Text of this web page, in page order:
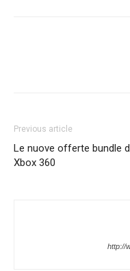
Previous article
Le nuove offerte bundle
Xbox 360
http://